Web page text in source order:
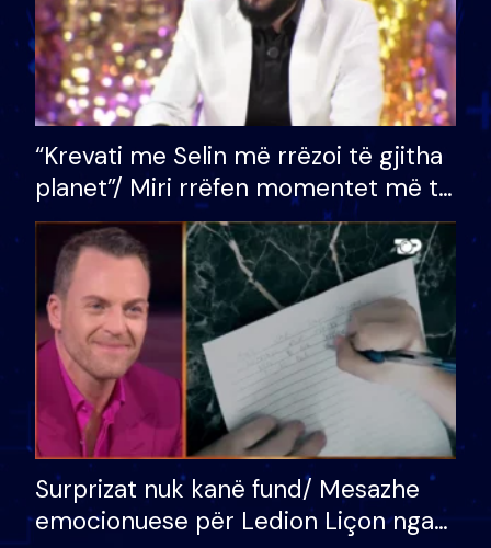
“Krevati me Selin më rrëzoi të gjitha
planet”/ Miri rrëfen momentet më të
bukura në shtëpinë e BB VIP: Do më
mungojë zilja e mëngjesit kur…
Surprizat nuk kanë fund/ Mesazhe
emocionuese për Ledion Liçon nga